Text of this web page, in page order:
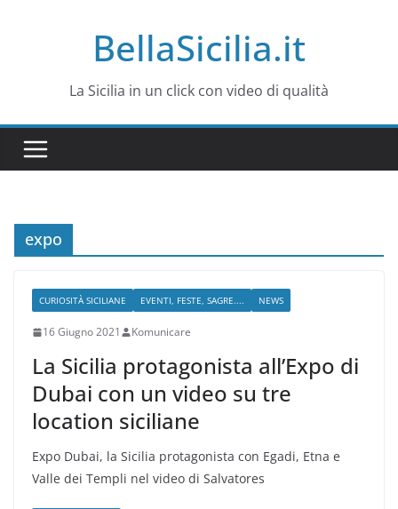
BellaSicilia.it
La Sicilia in un click con video di qualità
expo
CURIOSITÀ SICILIANE EVENTI, FESTE, SAGRE.... NEWS
16 Giugno 2021 Komunicare
La Sicilia protagonista all’Expo di
Dubai con un video su tre
location siciliane
Expo Dubai, la Sicilia protagonista con Egadi, Etna e
Valle dei Templi nel video di Salvatores